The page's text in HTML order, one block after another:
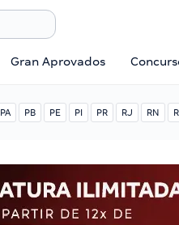
Gran Aprovados
PA PB PE PI PR RJ RN